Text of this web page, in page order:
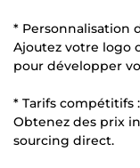
* Personnalisation
Ajoutez votre logo
pour développer
* Tarifs compétitifs :
Obtenez des prix
sourcing direct.